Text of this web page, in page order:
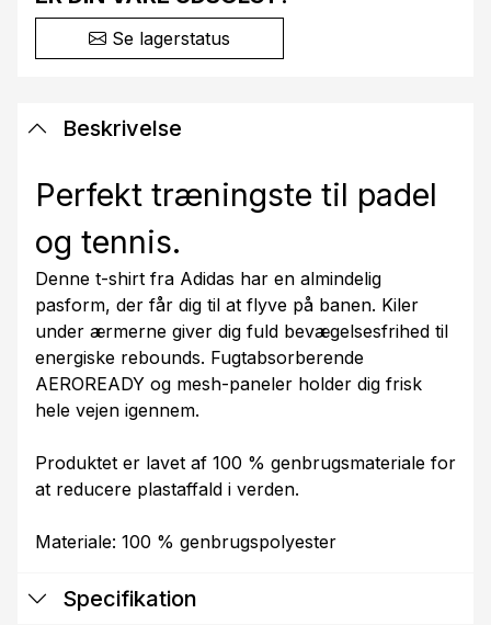
Se lagerstatus
Beskrivelse
Perfekt træningste til padel
og tennis.
Denne t-shirt fra Adidas har en almindelig
pasform, der får dig til at flyve på banen. Kiler
under ærmerne giver dig fuld bevægelsesfrihed til
energiske rebounds. Fugtabsorberende
AEROREADY og mesh-paneler holder dig frisk
hele vejen igennem.
Produktet er lavet af 100 % genbrugsmateriale for
at reducere plastaffald i verden.
Materiale: 100 % genbrugspolyester
Specifikation